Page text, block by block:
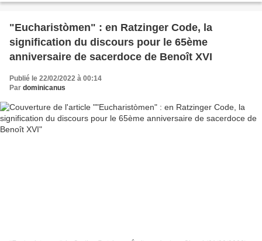
"Eucharistòmen" : en Ratzinger Code, la
signification du discours pour le 65ème
anniversaire de sacerdoce de Benoît XVI
Publié le 22/02/2022 à 00:14
Par dominicanus